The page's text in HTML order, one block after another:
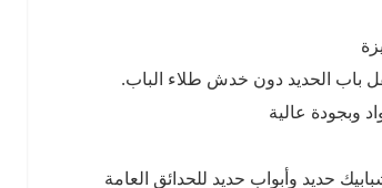
باب الحديد دون خدش طلاء الباب.
وبجودة عالية
حديد وأبواب حديد للحدائق العامة